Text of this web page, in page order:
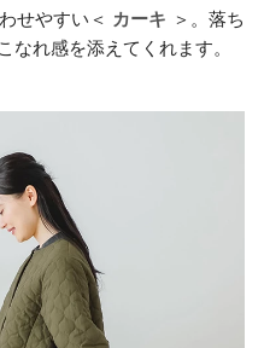
せやすい＜ カーキ ＞。落ち
なれ感を添えてくれます。